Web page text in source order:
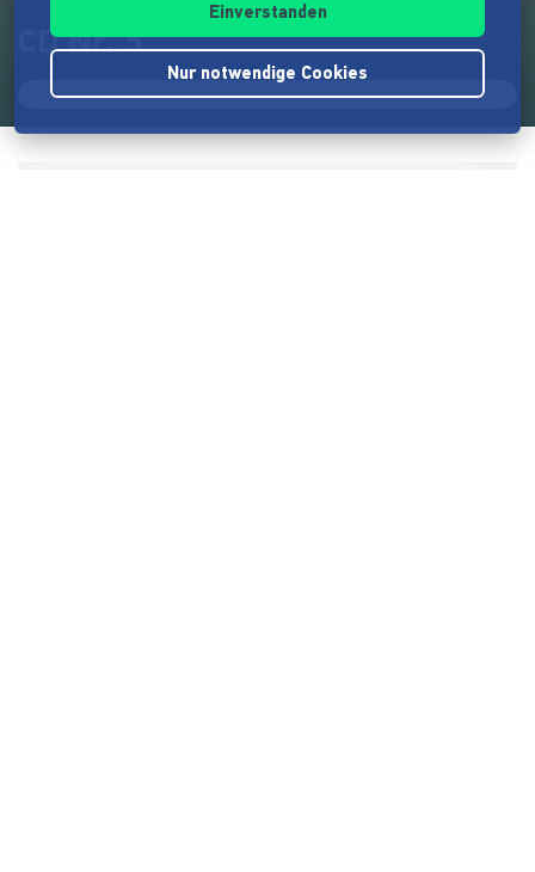
CD Nr. 5
Einverstanden
Nur notwendige Cookies